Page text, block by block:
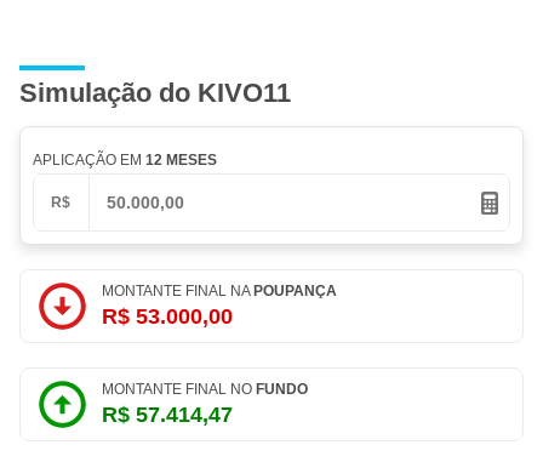
Simulação do KIVO11
APLICAÇÃO EM 12 MESES
R$
MONTANTE FINAL NA POUPANÇA
R$ 53.000,00
MONTANTE FINAL NO FUNDO
R$ 57.414,47